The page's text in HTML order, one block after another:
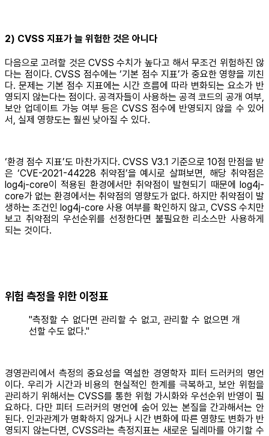
2) CVSS 지표가 늘 위험한 것은 아니다
다음으로 고려할 것은 CVSS 수치가 높다고 해서 무조건 위험하진 않
다는 점이다. CVSS 점수에는 ‘기본 점수 지표’가 중요한 영향을 끼친
다. 문제는 기본 점수 지표에는 시간 흐름에 따라 변화되는 요소가 반
영되지 않는다는 점이다. 공격자들이 사용하는 공격 코드의 공개 여부,
보안 업데이트 가능 여부 등은 CVSS 점수에 반영되지 않을 수 있어
서, 실제 영향도는 훨씬 낮아질 수 있다.
‘환경 점수 지표’도 마찬가지다. CVSS V3.1 기준으로 10점 만점을 받
은 ‘CVE-2021-44228 취약점’을 예시로 살펴보면, 해당 취약점은
log4j-core이 적용된 환경에서만 취약점이 발현되기 때문에 log4j-
core가 없는 환경에서는 취약점의 영향도가 없다. 하지만 취약점이 발
생하는 조건인 log4j-core 사용 여부를 확인하지 않고, CVSS 수치만
보고 취약점의 우선순위를 선정한다면 불필요한 리소스만 사용하게
되는 것이다.
위험 측정을 위한 이정표
"측정할 수 없다면 관리할 수 없고, 관리할 수 없으면 개
선할 수도 없다."
경영관리에서 측정의 중요성을 역설한 경영학자 피터 드러커의 명언
이다. 우리가 시간과 비용의 현실적인 한계를 극복하고, 보안 위험을
관리하기 위해서는 CVSS를 통한 위험 가시화와 우선순위 반영이 필
요하다. 다만 피터 드러커의 명언에 숨어 있는 본질을 간과해서는 안
된다. 인과관계가 명확하지 않거나 시간 변화에 따른 영향도 변화가 반
영되지 않는다면, CVSS라는 측정지표는 새로운 딜레마를 야기할 수